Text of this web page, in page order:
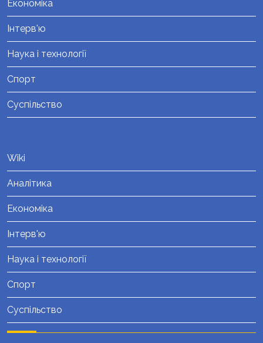
Економіка
Інтерв'ю
Наука і технології
Спорт
Суспільство
Wiki
Аналітика
Економіка
Інтерв'ю
Наука і технології
Спорт
Суспільство